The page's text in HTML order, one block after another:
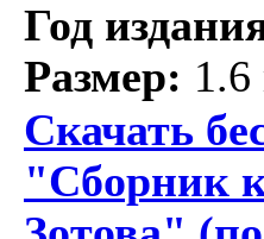
Год
Размер:
Скачать
"Сборник